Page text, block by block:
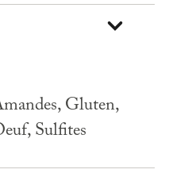
Gluten,
Sulfites